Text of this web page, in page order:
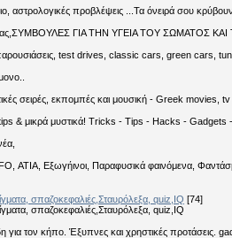
αστρολογικές προβλέψεις ...Τα όνειρά σου
ΓΙΑ ΤΗΝ ΥΓΕΙΑ ΤΟΥ ΣΩΜΑΤΟΣ
test drives, classic cars, green cars,
σειρές, εκπομπές και μουσική - Greek movies,
tips & μικρά μυστικά! Tricks - Tips - Hacks - Gadgets
ΑΤΙΑ, Εξωγήινοι, Παραφυσικά φαινόμενα,
σπαζοκεφαλιές,Σταυρόλεξα, quiz,IQ [74]
σπαζοκεφαλιές,Σταυρόλεξα, quiz,IQ
για τον κήπο. Έξυπνες και χρηστικές προτάσεις.